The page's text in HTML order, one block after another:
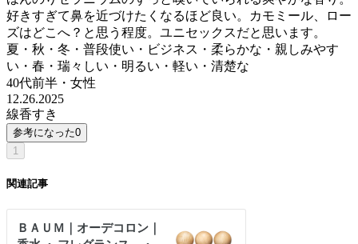
好きすぎて鼻を近づけたくなるほど良い。カモミール、ロー
ズはどこへ？と思う程度。ユニセックスだと思います。
夏・秋・冬・普段使い・ビジネス・柔らかな・親しみやす
い・春・瑞々しい・明るい・軽い・清楚な
40代前半 ・ 女性
12.26.2025
線香すき
参考になった0
1
関連記事